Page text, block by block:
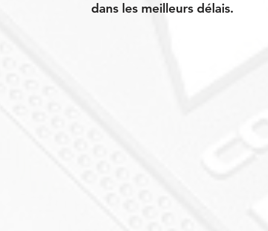
dans les meilleurs délais.